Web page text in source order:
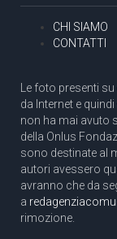
CHI SIAMO
CONTATTI
Le foto presenti
da Internet e
non ha mai avuto
della Onlus
sono destinate al
autori avessero
avranno che da
a
rimozione.